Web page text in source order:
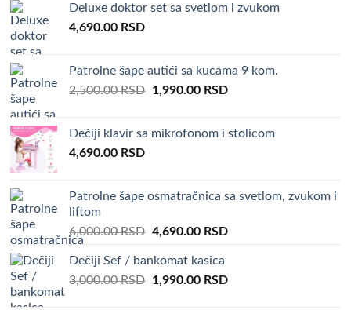
was:
is:
Deluxe doktor set sa svetlom i zvukom
4,690.00 RSD
Patrolne šape autići sa kucama 9 kom.
2,500.00RSD Original
2,500.00 RSD.
1,990.00 RSDCurrent
1,990.00 RSD.
Dečiji klavir sa mikrofonom i stolicom
4,690.00 RSD
Patrolne šape osmatračnica sa svetlom, zvukom i
liftom
6,000.00RSD Original
was:
6,000.00 RSD.
4,690.00 RSDCurrent
4,690.00 RSD.
Dečiji Sef / bankomat kasica
3,000.00RSD Original
1,990.00 RSDCurrent